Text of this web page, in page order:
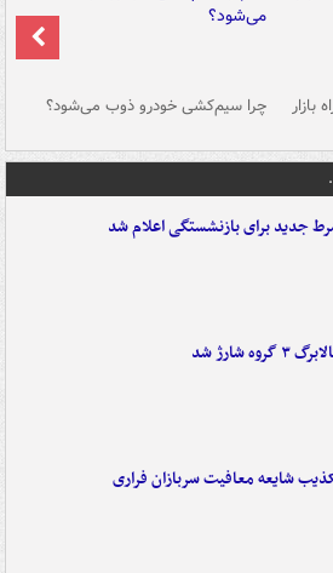
چرا سیم‌کشی خودرو ذوب می‌شود؟
جدید برای بازنشستگی اعلام شد
۳ گروه شارژ شد
شایعه معافیت سربازان فراری